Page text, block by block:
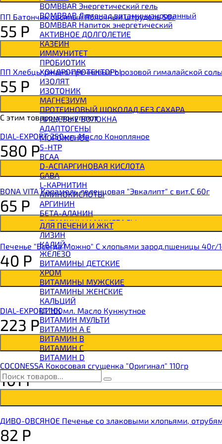
BOMBBAR Энергетический гель
BOMBBAR Лимонад витаминизированный
BOMBBAR Напиток энергетический
АКТИВНОЕ ДОЛГОЛЕТИЕ
КАЗЕИН
ИММУНИТЕТ
ПРОБИОТИК
ХОНДРОПРОТЕКТОРЫ
ИЗОЛЯТ
ИЗОТОНИК
МАГНЕЗИУМ
ПРОТЕИНОВЫЙ ШОКОЛАД БЕЗ САХАРА
ПИЩЕВЫЕ ВОЛОКНА
АДАПТОГЕНЫ
МОРОЖЕНОЕ
5-HTP
BCAA
D-АСПАРГИНОВАЯ КИСЛОТА
GABA
L-КАРНИТИН
АМИНОКИСЛОТЫ
АРГИНИН
БЕТА-АЛАНИН
ВИТАМИНЫ И МИНЕРАЛЫ
ВОССТАНОВИТЕЛИ
ГЕЙНЕР
ГИАЛУРОНОВАЯ КИСЛОТА
ГЛЮТАМИН
ГУАРАНА
ДЛЯ СУСТАВОВ И СВЯЗОК
ДОБАВКИ ДЛЯ СНА
ЖИРОСЖИГАТЕЛИ
КОЛЛАГЕН
КОЭНЗИМ Q10
КРЕАТИН
ПОЛЕЗНЫЕ ЖИРЫ
ПРОТЕИН
ПРОТЕИНОВОЕ ПЕЧЕНЬЕ
ПРОТЕИНОВЫЕ БАТОНЧИКИ
ПРОТЕИНОВЫЕ КАШИ
ТЕСТОБУСТЕРЫ
ЦИТРУЛЛИН МАЛАТ
ДЛЯ ПЕЧЕНИ И ЖКТ
ЛИЗИН
КАЛИЙ
ЖЕЛЕЗО
ВИТАМИНЫ ДЕТСКИЕ
ХРОМ
ВИТАМИНЫ МУЖСКИЕ
ВИТАМИНЫ ЖЕНСКИЕ
КАЛЬЦИЙ
ЦИНК
ВИТАМИН МУЛЬТИ
ВИТАМИН A E
ВИТАМИН B
ВИТАМИН C
ВИТАМИН D
ПП Батончик овсяный Яблочный штрудель 50г
55 Р
ПП Хлебцы ржано-гречневые с розовой гималайской
55 Р
С этим товаром покупают
DIAL-EXPORT 250мл. Масло Конопляное
580 Р
BONA VITA Карамель леденцовая "Эвкалипт" с вит.С 60г
65 Р
Печенье "Всегда Можно" С хлопьями зарод.пшеницы 40г/
40 Р
DIAL-EXPORT 100мл. Масло Кунжутное
223 Р
COCONESSA Кокосовая сгущенка "Оригинал" 110гр
101Р
ДИВО-ОВСЯНОЕ Печенье со злаковыми хлопьями,
82 Р